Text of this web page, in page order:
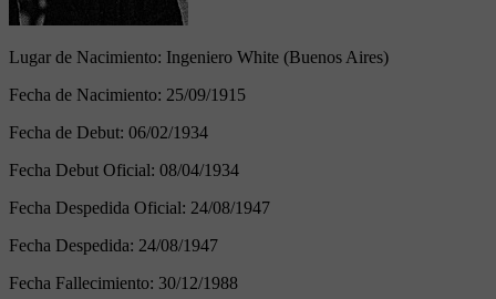
Lugar de Nacimiento: Ingeniero White (Buenos Aires)
Fecha de Nacimiento: 25/09/1915
Fecha de Debut: 06/02/1934
Fecha Debut Oficial: 08/04/1934
Fecha Despedida Oficial: 24/08/1947
Fecha Despedida: 24/08/1947
Fecha Fallecimiento: 30/12/1988